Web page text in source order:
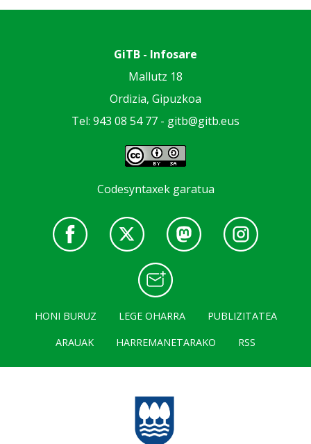
GiTB - Infosare
Mallutz 18
Ordizia, Gipuzkoa
Tel: 943 08 54 77 - gitb@gitb.eus
Codesyntaxek garatua
HONI BURUZ LEGE OHARRA
PUBLIZITATEA
ARAUAK
HARREMANETARAKO RSS